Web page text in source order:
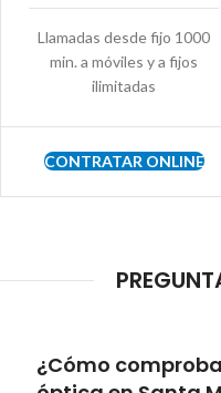
Llamadas desde fijo 1000
min. a móviles y a fijos
ilimitadas
CONTRATAR ONLINE
¿Cómo